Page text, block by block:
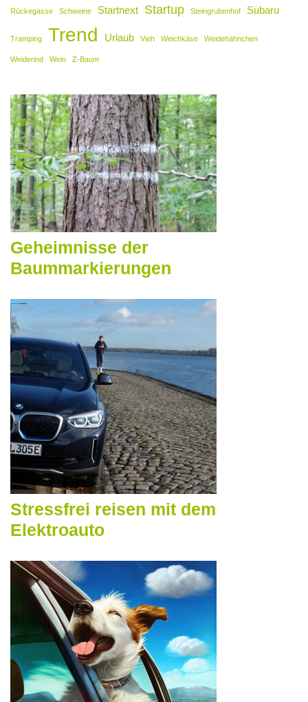
Rückegasse Schweine Startnext Startup Steingrubenhof Subaru
Tramping Trend Urlaub Vieh Weichkäse Weidehähnchen
Weiderind Wein Z-Baum
Geheimnisse der
Baummarkierungen
Stressfrei reisen mit dem
Elektroauto